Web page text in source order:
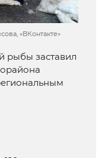
«ВКонтакте»
рыбы заставил